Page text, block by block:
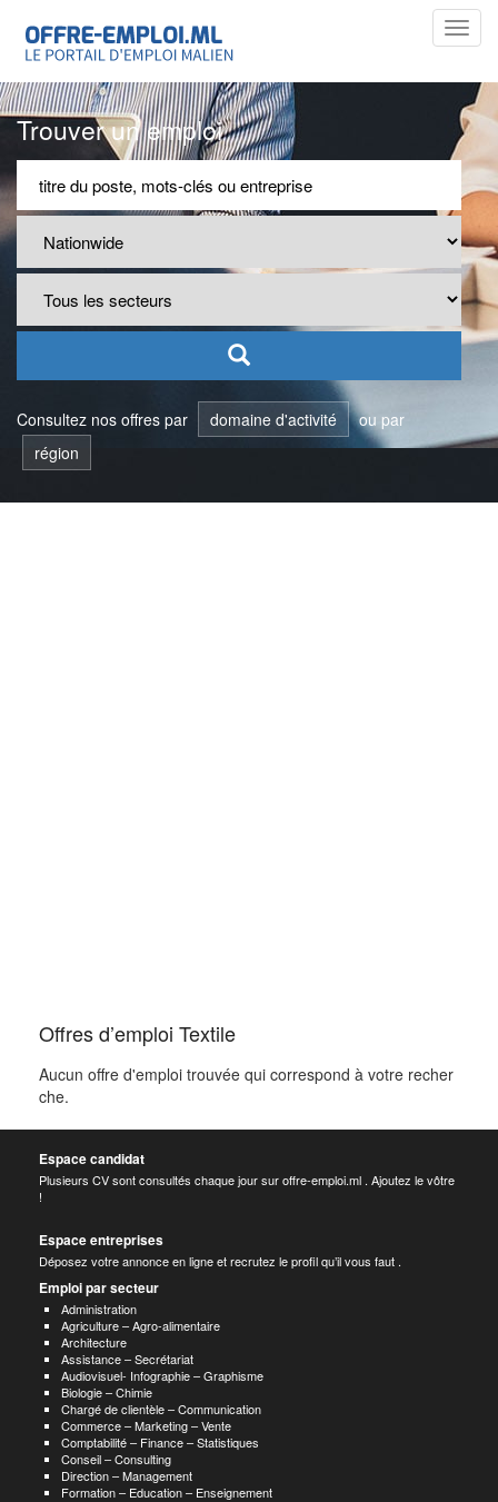
Trouver un emploi
Consultez nos offres par domaine d'activité
ou par
région
Offres d’emploi Textile
Aucun offre d'emploi trouvée qui correspond à votre recher
che.
Espace candidat
Plusieurs CV sont consultés chaque jour sur offre-emploi.ml . Ajoutez le vôtre
!
Espace entreprises
Déposez votre annonce en ligne et recrutez le profil qu’il vous faut .
Emploi par secteur
Administration
Agriculture – Agro-alimentaire
Architecture
Assistance – Secrétariat
Audiovisuel- Infographie – Graphisme
Biologie – Chimie
Chargé de clientèle – Communication
Commerce – Marketing – Vente
Comptabilité – Finance – Statistiques
Conseil – Consulting
Direction – Management
Formation – Education – Enseignement